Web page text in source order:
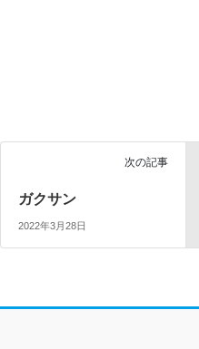
次の記事
ガクサン
2022年3月28日